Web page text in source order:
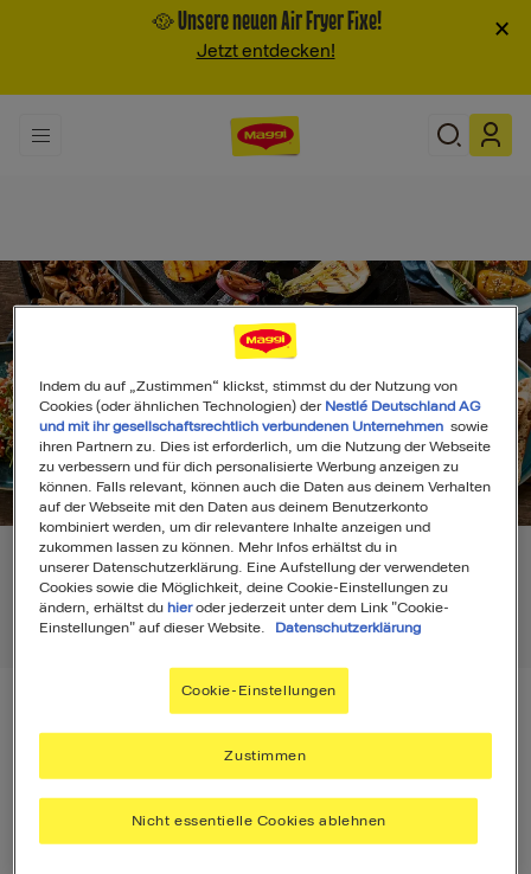
🥘 Unsere neuen Air Fryer Fixe!
Jetzt entdecken!
×
Search
Rezepte 3
Filter Sortierung
Indem du auf „Zustimmen“ klickst, stimmst du der Nutzung von
Cookies (oder ähnlichen Technologien) der Nestlé Deutschland AG
und mit ihr gesellschaftsrechtlich verbundenen Unternehmen sowie
ihren Partnern zu. Dies ist erforderlich, um die Nutzung der Webseite
zu verbessern und für dich personalisierte Werbung anzeigen zu
können. Falls relevant, können auch die Daten aus deinem Verhalten
auf der Webseite mit den Daten aus deinem Benutzerkonto
kombiniert werden, um dir relevantere Inhalte anzeigen und
zukommen lassen zu können. Mehr Infos erhältst du in
unserer Datenschutzerklärung. Eine Aufstellung der verwendeten
Cookies sowie die Möglichkeit, deine Cookie-Einstellungen zu
ändern, erhältst duhieroder jederzeit unter dem Link "Cookie-
Einstellungen" auf dieser Website.
Datenschutzerklärung
Cookie-Einstellungen
Nicht essentielle Cookies ablehnen
Zustimmen